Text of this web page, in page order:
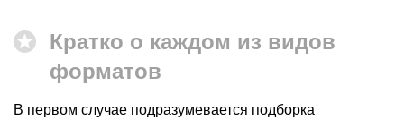
Кратко о каждом из видов
форматов
В первом случае подразумевается подборка